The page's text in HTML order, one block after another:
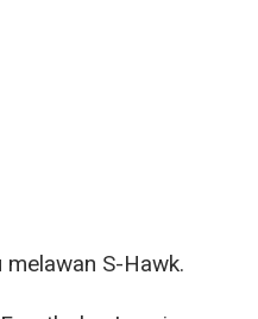
S-Hawk.